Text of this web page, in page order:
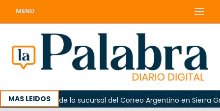
MENU
MAS LEIDOSde la sucursal del Correo Argentino en Sierra